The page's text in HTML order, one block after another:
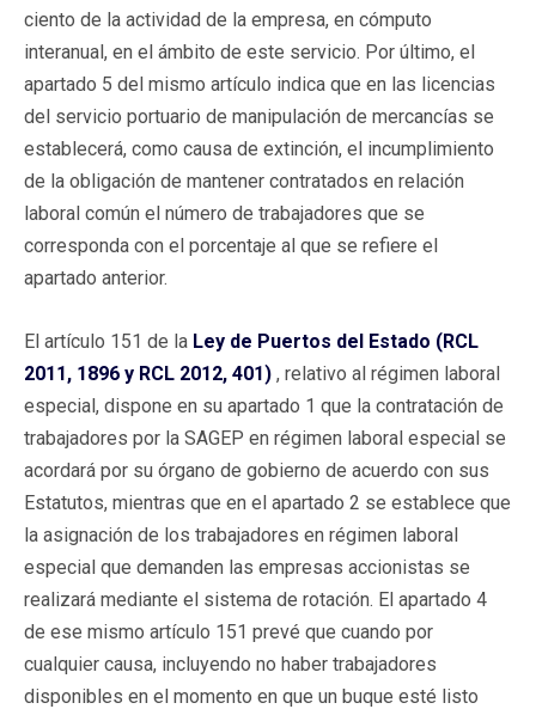
ciento de la actividad de la empresa, en cómputo
interanual, en el ámbito de este servicio. Por último, el
apartado 5 del mismo artículo indica que en las licencias
del servicio portuario de manipulación de mercancías se
establecerá, como causa de extinción, el incumplimiento
de la obligación de mantener contratados en relación
laboral común el número de trabajadores que se
corresponda con el porcentaje al que se refiere el
apartado anterior.
El artículo 151 de la Ley de Puertos del Estado (RCL
2011, 1896 y RCL 2012, 401) , relativo al régimen laboral
especial, dispone en su apartado 1 que la contratación de
trabajadores por la SAGEP en régimen laboral especial se
acordará por su órgano de gobierno de acuerdo con sus
Estatutos, mientras que en el apartado 2 se establece que
la asignación de los trabajadores en régimen laboral
especial que demanden las empresas accionistas se
realizará mediante el sistema de rotación. El apartado 4
de ese mismo artículo 151 prevé que cuando por
cualquier causa, incluyendo no haber trabajadores
disponibles en el momento en que un buque esté listo